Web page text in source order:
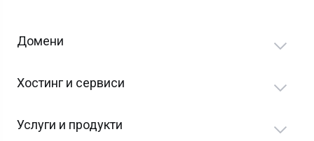
Домени
Хостинг и сервиси
Услуги и продукти